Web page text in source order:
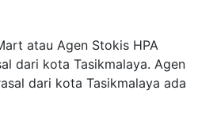
atau Agen Stokis HPA
dari kota Tasikmalaya. Agen
dari kota Tasikmalaya ada